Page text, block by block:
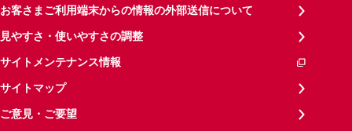
お客さまご利用端末からの情報の外部送信について
見やすさ・使いやすさの調整
サイトメンテナンス情報
サイトマップ
ご意見・ご要望